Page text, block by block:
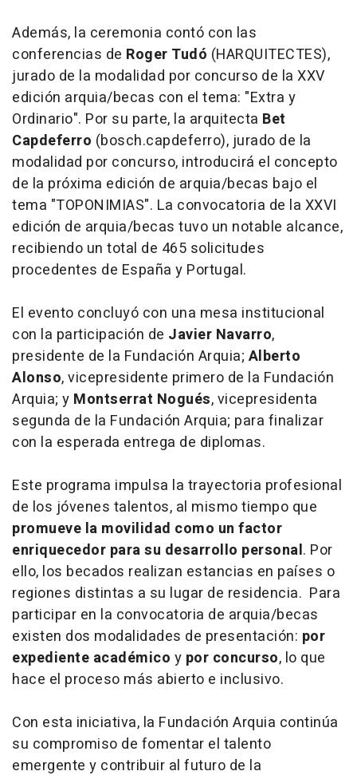
Además, la ceremonia contó con las
conferencias de Roger Tudó (HARQUITECTES),
jurado de la modalidad por concurso de la XXV
edición arquia/becas con el tema: "Extra y
Ordinario". Por su parte, la arquitecta Bet
Capdeferro (bosch.capdeferro), jurado de la
modalidad por concurso, introducirá el concepto
de la próxima edición de arquia/becas bajo el
tema "TOPONIMIAS". La convocatoria de la XXVI
edición de arquia/becas tuvo un notable alcance,
recibiendo un total de 465 solicitudes
procedentes de España y Portugal.
El evento concluyó con una mesa institucional
con la participación de Javier Navarro,
presidente de la Fundación Arquia; Alberto
Alonso, vicepresidente primero de la Fundación
Arquia; y Montserrat Nogués, vicepresidenta
segunda de la Fundación Arquia; para finalizar
con la esperada entrega de diplomas.
Este programa impulsa la trayectoria profesional
de los jóvenes talentos, al mismo tiempo que
promueve la movilidad como un factor
enriquecedor para su desarrollo personal. Por
ello, los becados realizan estancias en países o
regiones distintas a su lugar de residencia. Para
participar en la convocatoria de arquia/becas
existen dos modalidades de presentación: por
expediente académico y por concurso, lo que
hace el proceso más abierto e inclusivo.
Con esta iniciativa, la Fundación Arquia continúa
su compromiso de fomentar el talento
emergente y contribuir al futuro de la